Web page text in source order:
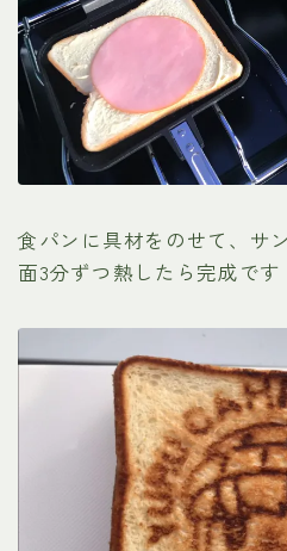
食パンに具材をのせて、サ
面3分ずつ熱したら完成です